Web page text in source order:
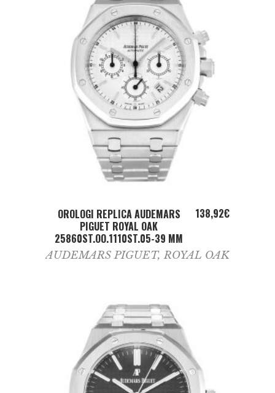
ADD TO CART
OROLOGI REPLICA AUDEMARS
PIGUET ROYAL OAK
25860ST.OO.1110ST.05-39 MM
138,92€
AUDEMARS PIGUET, ROYAL OAK